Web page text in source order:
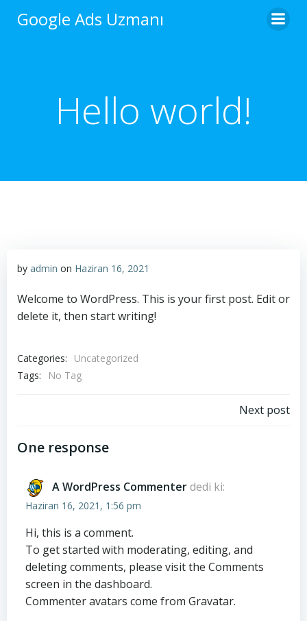
geç
Google Ads Uzmanı
Hello world!
by admin on Haziran 16, 2021
Welcome to WordPress. This is your first post. Edit or
delete it, then start writing!
Categories:
Uncategorized
Tags:
No Tag
Next post
One response
A WordPress Commenterdedi ki:
Haziran 16, 2021, 1:56 pm
Hi, this is a comment.
To get started with moderating, editing, and
deleting comments, please visit the Comments
screen in the dashboard.
Commenter avatars come from Gravatar.